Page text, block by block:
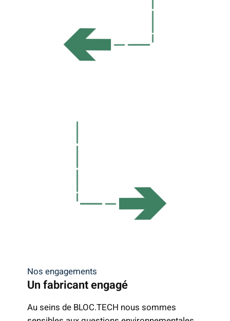
Nos engagements
Un fabricant engagé
Au seins de BLOC.TECH nous sommes